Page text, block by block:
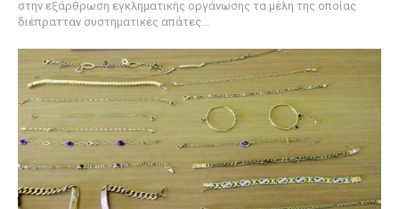
στην εξάρθρωση εγκληματικής οργάνωσης τα μέλη της οποίας
διέπρατταν συστηματικές απάτες...